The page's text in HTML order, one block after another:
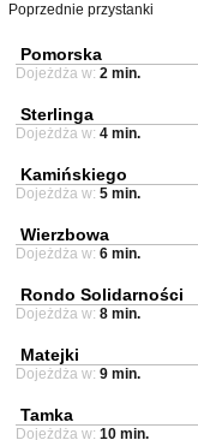
Poprzednie przystanki
Pomorska
Dojeżdża w: 2 min.
Sterlinga
Dojeżdża w: 4 min.
Kamińskiego
Dojeżdża w: 5 min.
Wierzbowa
Dojeżdża w: 6 min.
Rondo Solidarności
Dojeżdża w: 8 min.
Matejki
Dojeżdża w: 9 min.
Tamka
Dojeżdża w: 10 min.